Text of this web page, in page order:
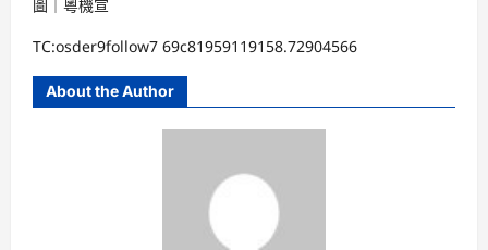
圖｜粵機宣
TC:osder9follow7 69c81959119158.72904566
About the Author